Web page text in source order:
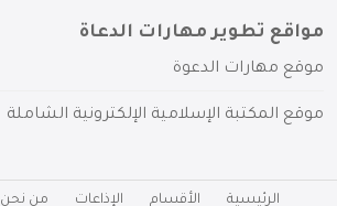
مواقع تطوير مهارات الدعاة
موقع مهارات الدعوة
موقع المكتبة الإسلامية الإلكترونية الشاملة
الرئيسية الأقسام الإذاعات من نحن